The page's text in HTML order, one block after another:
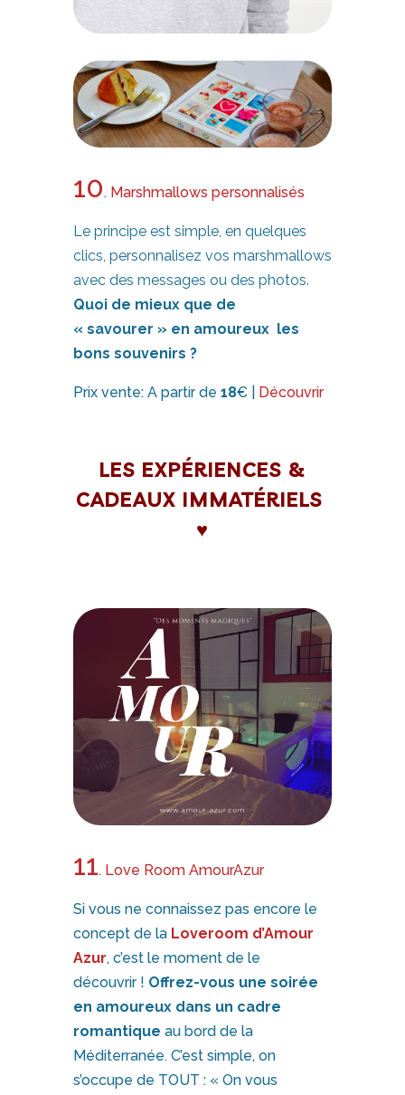
10. Marshmallows personnalisés
Le principe est simple, en quelques
clics, personnalisez vos marshmallows
avec des messages ou des photos.
Quoi de mieux que de
« savourer » en amoureux les
bons souvenirs ?
Prix vente: A partir de 18€ | Découvrir
LES EXPÉRIENCES &
CADEAUX IMMATÉRIELS
♥
11. Love Room AmourAzur
Si vous ne connaissez pas encore le
concept de laLoveroom d’Amour
Azur, c’est le moment de le
découvrir ! Offrez-vous une soirée
en amoureux dans un cadre
romantique au bord de la
Méditerranée. C’est simple, on
s’occupe de TOUT : « On vous